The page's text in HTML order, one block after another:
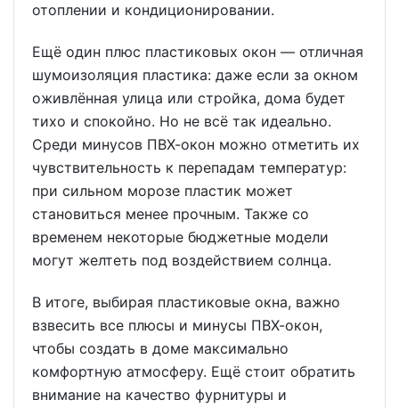
отоплении и кондиционировании.
Ещё один плюс пластиковых окон — отличная
шумоизоляция пластика: даже если за окном
оживлённая улица или стройка, дома будет
тихо и спокойно. Но не всё так идеально.
Среди минусов ПВХ-окон можно отметить их
чувствительность к перепадам температур:
при сильном морозе пластик может
становиться менее прочным. Также со
временем некоторые бюджетные модели
могут желтеть под воздействием солнца.
В итоге, выбирая пластиковые окна, важно
взвесить все плюсы и минусы ПВХ-окон,
чтобы создать в доме максимально
комфортную атмосферу. Ещё стоит обратить
внимание на качество фурнитуры и